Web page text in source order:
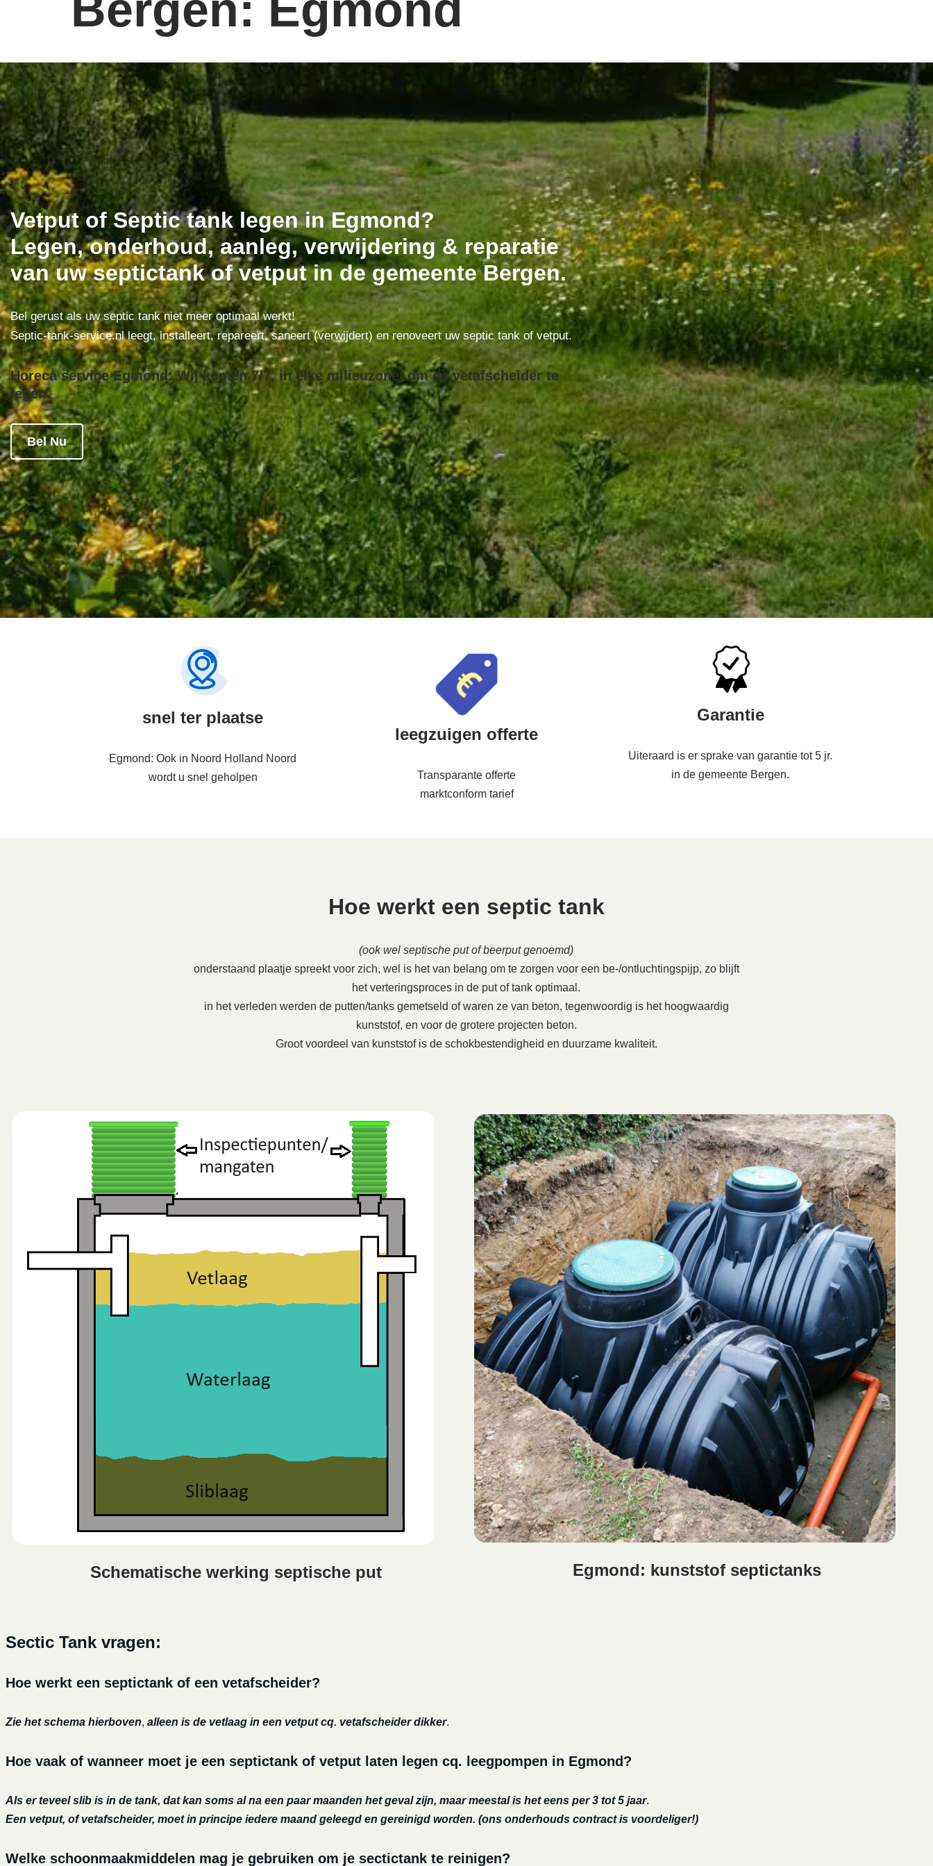
Vetput of Septic tank legen in Egmond?
Legen, onderhoud, aanleg, verwijdering & reparatie
van uw septictank of vetput in de gemeente Bergen.
Bel gerust als uw septic tank niet meer optimaal werkt!
Septic-tank-service.nl leegt, installeert, repareert, saneert (verwijdert) en renoveert uw septic tank of vetput.
Horeca service Egmond: Wij komen 7/7, in elke milieuzone, om de vetafscheider te
legen.
Bel Nu
snel ter plaatse
Egmond: Ook in Noord Holland Noord
wordt u snel geholpen
leegzuigen offerte
Transparante offerte
marktconform tarief
Garantie
Uiteraard is er sprake van garantie tot 5 jr.
in de gemeente Bergen.
Hoe werkt een septic tank
(ook wel septische put of beerput genoemd)
onderstaand plaatje spreekt voor zich, wel is het van belang om te zorgen voor een be-/ontluchtingspijp, zo blijft
het verteringsproces in de put of tank optimaal.
in het verleden werden de putten/tanks gemetseld of waren ze van beton, tegenwoordig is het hoogwaardig
kunststof, en voor de grotere projecten beton.
Groot voordeel van kunststof is de schokbestendigheid en duurzame kwaliteit.
Schematische werking septische put Egmond: kunststof septictanks
Sectic Tank vragen:
Hoe werkt een septictank of een vetafscheider?
Zie het schema hierboven, alleen is de vetlaag in een vetput cq. vetafscheider dikker.
Hoe vaak of wanneer moet je een septictank of vetput laten legen cq. leegpompen in Egmond?
Als er teveel slib is in de tank, dat kan soms al na een paar maanden het geval zijn, maar meestal is het eens per 3 tot 5 jaar.
Een vetput, of vetafscheider, moet in principe iedere maand geleegd en gereinigd worden. (ons onderhouds contract is voordeliger!)
Welke schoonmaakmiddelen mag je gebruiken om je sectictank te reinigen?